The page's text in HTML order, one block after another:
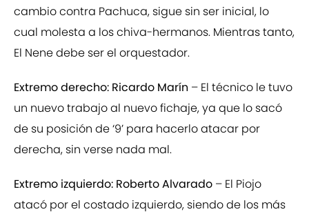
cambio contra Pachuca, sigue sin ser inicial, lo
cual molesta a los chiva-hermanos. Mientras tanto,
El Nene debe ser el orquestador.
Extremo derecho: Ricardo Marín – El técnico le tuvo
un nuevo trabajo al nuevo fichaje, ya que lo sacó
de su posición de ‘9’ para hacerlo atacar por
derecha, sin verse nada mal.
Extremo izquierdo: Roberto Alvarado – El Piojo
atacó por el costado izquierdo, siendo de los más